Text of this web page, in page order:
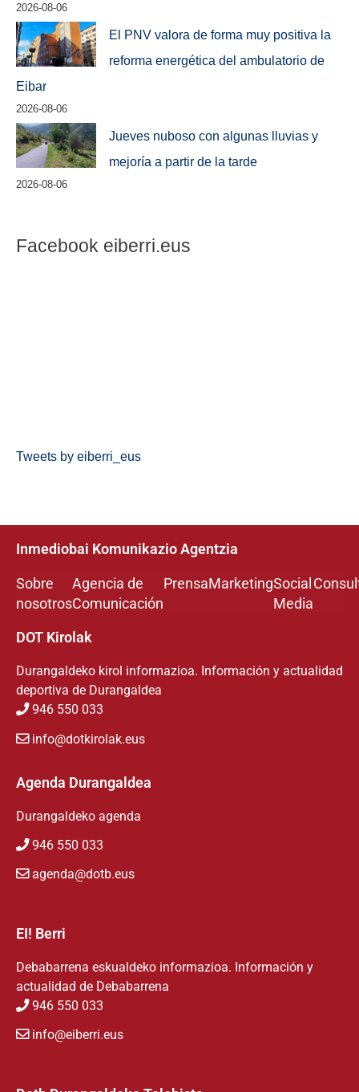
2026-08-06
El PNV valora de forma muy positiva la
reforma energética del ambulatorio de
Eibar
2026-08-06
Jueves nuboso con algunas lluvias y
mejoría a partir de la tarde
2026-08-06
Facebook eiberri.eus
Tweets by eiberri_eus
Inmediobai Komunikazio Agentzia
Sobre
nosotros
Agencia de
Comunicación
PrensaMarketingSocial
Media
DOT Kirolak
Durangaldeko kirol informazioa. Información y actualidad
deportiva de Durangaldea
946 550 033
info@dotkirolak.eus
Agenda Durangaldea
Durangaldeko agenda
946 550 033
agenda@dotb.eus
EI! Berri
Debabarrena eskualdeko informazioa. Información y
actualidad de Debabarrena
946 550 033
info@eiberri.eus